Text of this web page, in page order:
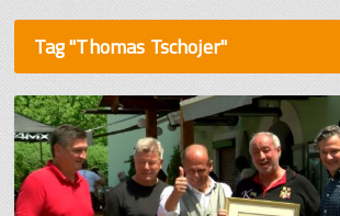
Tag "Thomas Tschojer"